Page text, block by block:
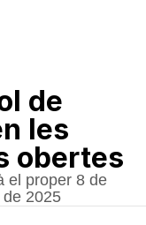
de
les
obertes
el proper 8 de
de 2025